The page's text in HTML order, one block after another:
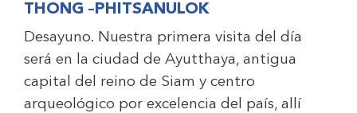
THONG –PHITSANULOK
Desayuno. Nuestra primera visita del día
será en la ciudad de Ayutthaya, antigua
capital del reino de Siam y centro
arqueológico por excelencia del país, allí